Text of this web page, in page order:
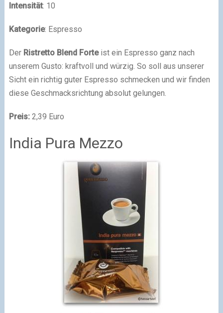
Intensität: 10
Kategorie: Espresso
Der Ristretto Blend Forteist ein Espresso ganz nach
unserem Gusto: kraftvoll und würzig. So soll aus unserer
Sicht ein richtig guter Espresso schmecken und wir finden
diese Geschmacksrichtung absolut gelungen.
Preis:2,39 Euro
India Pura Mezzo